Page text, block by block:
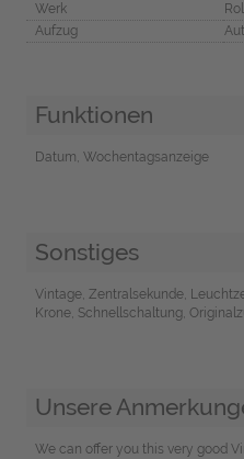
Werk
Aufzug
Funktionen
Datum, Wochentagsanzeige
Sonstiges
Vintage, Zentralsekunde,
Krone, Schnellschaltung,
Unsere
We can offer you this very good